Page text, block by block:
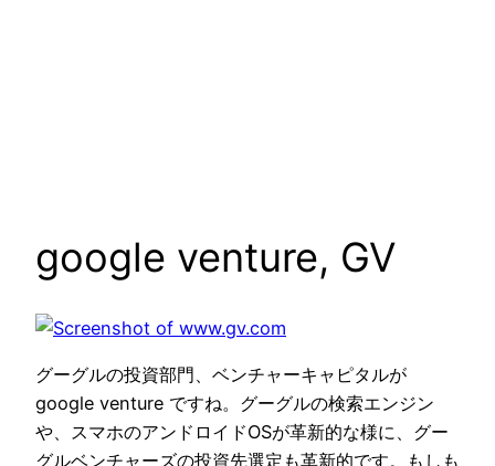
google venture, GV
グーグルの投資部門、ベンチャーキャピタルが
google venture ですね。グーグルの検索エンジン
や、スマホのアンドロイドOSが革新的な様に、グー
グルベンチャーズの投資先選定も革新的です。もしも